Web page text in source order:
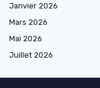
Janvier 2026
Mars 2026
Mai 2026
Juillet 2026